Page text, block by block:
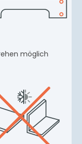
möglich